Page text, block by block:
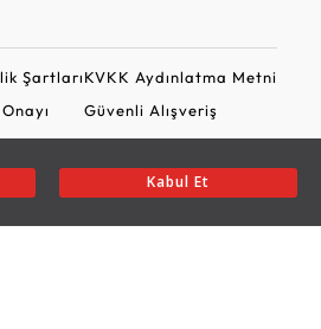
Kabul Et
ŞartlarıKVKK Aydınlatma Metni
Güvenli Alışveriş